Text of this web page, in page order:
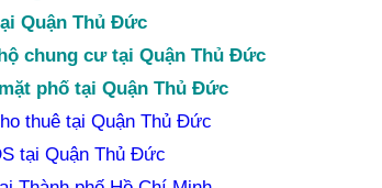
Quận Thủ Đức
chung cư tại Quận Thủ Đức
phố tại Quận Thủ Đức
thuê tại Quận Thủ Đức
tại Quận Thủ Đức